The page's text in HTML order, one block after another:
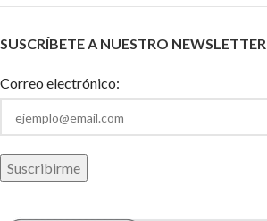
SUSCRÍBETE A NUESTRO NEWSLETTER
Correo electrónico: